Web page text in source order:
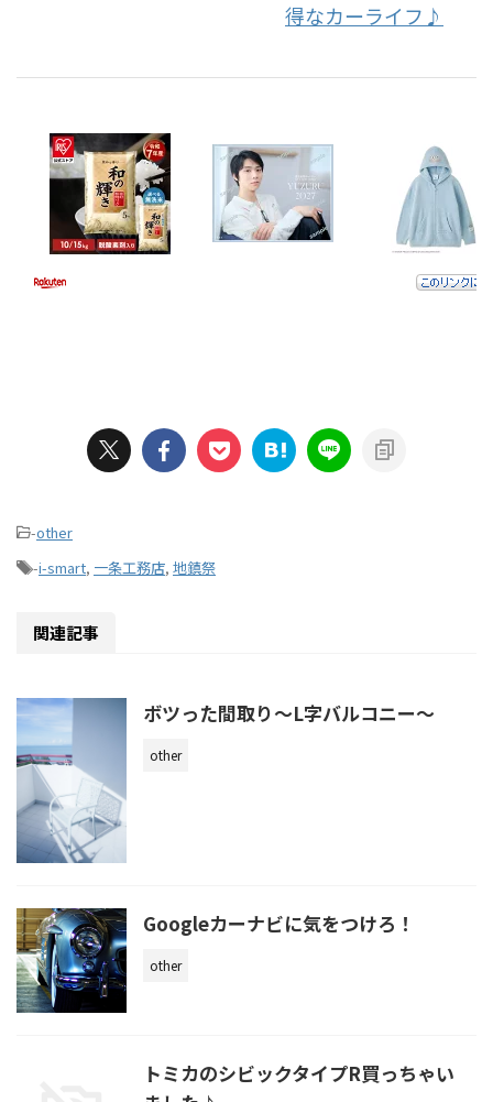
得なカーライフ♪
-other
-i-smart, 一条工務店, 地鎮祭
関連記事
ボツった間取り〜L字バルコニー〜
other
Googleカーナビに気をつけろ！
other
トミカのシビックタイプR買っちゃい